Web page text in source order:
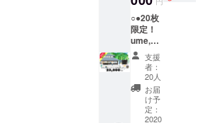
食事内
容は通
常の
コース
と異な
りま
す。
（季節
の野菜
を使っ
場合：
合計6～
8万円、
4名宿泊
（2食付
き）の
場合、9
～10万
円とな
りま
予約に
あた
り、注
意事項
がござ
いま
す。 ※
チケッ
ト有効
期限：
たBBQ
等を予
定して
おりま
す。時
期によ
り内容
は異な
ります
ので、
（2）経
済産業
省
産業観
光まち
づくり
大賞受
賞 -------
-----------
チケッ
トはお
釣りを
お渡し
するこ
とがで
きませ
んが、
有効期
限3年間
いただ
きま
す。） -
-----------
-----------
-----------
-----------
-----------
≪梅守
康之 直
用いた
だくこ
とがで
きま
す。下
記注意
事項を
必ずご
確認く
ださ
で販売
してい
る野菜
や雑貨
の購入
など、
なにに
でもご
利用い
ただけ
○●20枚
限定！
ume,の
宿泊
10,000
円割引
チケッ
トで
す！●○ -
ume,の
支援
者：
20人
お届
け予
定：
2020